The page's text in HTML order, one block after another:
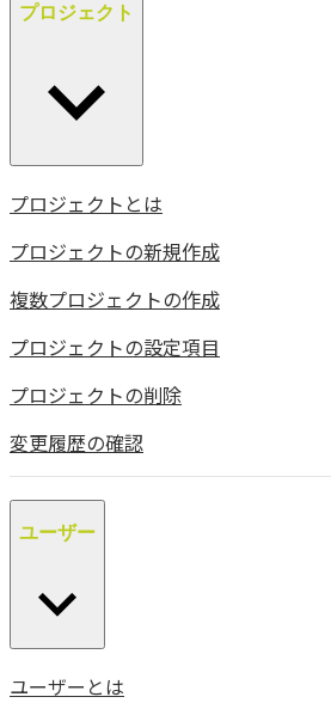
プロジェクト
プロジェクトとは
プロジェクトの新規作成
複数プロジェクトの作成
プロジェクトの設定項目
プロジェクトの削除
変更履歴の確認
ユーザー
ユーザーとは